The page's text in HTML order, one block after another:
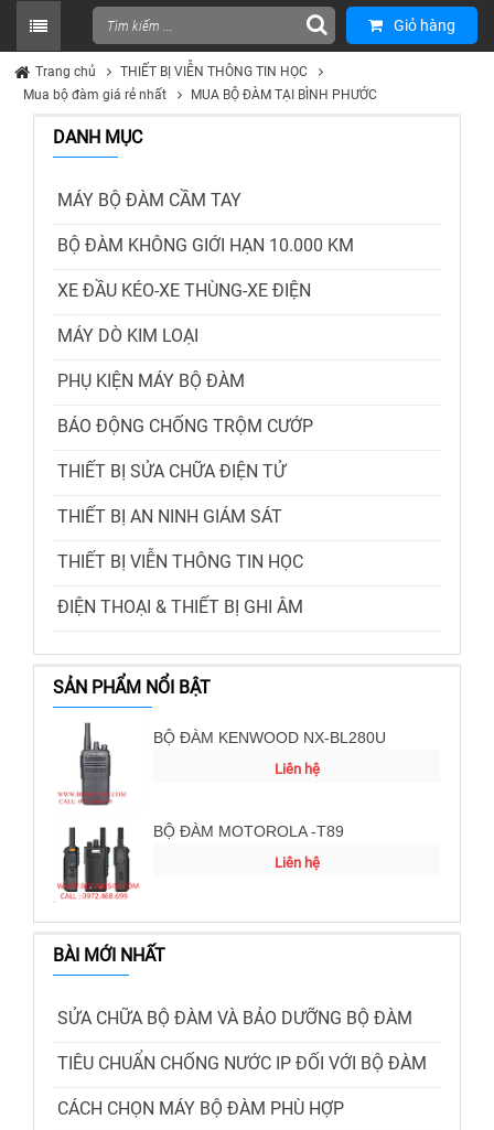
Giỏ hàng
Trang chủ
THIẾT BỊ VIỄN THÔNG TIN HỌC
Mua bộ đàm giá rẻ nhất
MUA BỘ ĐÀM TẠI BÌNH PHƯỚC
DANH MỤC
MÁY BỘ ĐÀM CẦM TAY
BỘ ĐÀM KHÔNG GIỚI HẠN 10.000 KM
XE ĐẦU KÉO-XE THÙNG-XE ĐIỆN
MÁY DÒ KIM LOẠI
PHỤ KIỆN MÁY BỘ ĐÀM
BÁO ĐỘNG CHỐNG TRỘM CƯỚP
THIẾT BỊ SỬA CHỮA ĐIỆN TỬ
THIẾT BỊ AN NINH GIÁM SÁT
THIẾT BỊ VIỄN THÔNG TIN HỌC
ĐIỆN THOẠI & THIẾT BỊ GHI ÂM
SẢN PHẨM NỔI BẬT
BỘ ĐÀM KENWOOD NX-BL280U
Liên hệ
BỘ ĐÀM MOTOROLA -T89
Liên hệ
BÀI MỚI NHẤT
SỬA CHỮA BỘ ĐÀM VÀ BẢO DƯỠNG BỘ ĐÀM
TIÊU CHUẨN CHỐNG NƯỚC IP ĐỐI VỚI BỘ ĐÀM
CÁCH CHỌN MÁY BỘ ĐÀM PHÙ HỢP